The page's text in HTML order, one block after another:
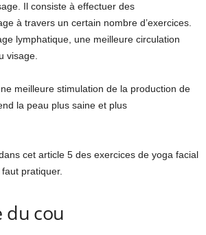
Il consiste à effectuer des
à travers un certain nombre d’exercices.
lymphatique, une meilleure circulation
visage.
meilleure stimulation de la production de
la peau plus saine et plus
cet article 5 des exercices de yoga facial
faut pratiquer.
du cou